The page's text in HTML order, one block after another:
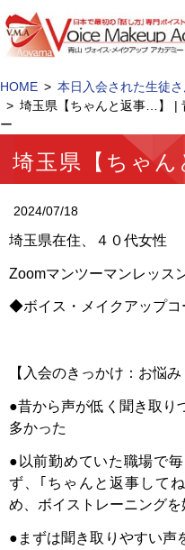
HOME
本日入会された生徒さ
埼玉県【ちゃんと返事…】 |
ー
埼玉県【ちゃん
2024/07/18
埼玉県在住、４０代女性
Zoomマンツーマンレッス
◆ボイス・メイクアップコ
【入会のきっかけ：お悩み
●昔から声が低く聞き取り
多かった
●以前勤めていた職場で
ず、｢ちゃんと返事して
め、ボイストレーニング
●まずは聞き取りやすい声